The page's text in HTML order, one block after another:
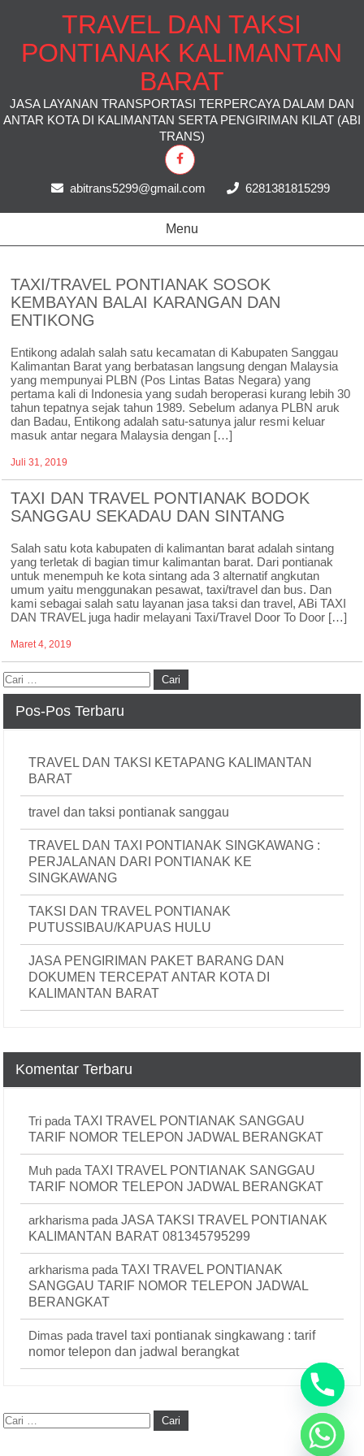
TRAVEL DAN TAKSI
PONTIANAK KALIMANTAN
BARAT
JASA LAYANAN TRANSPORTASI TERPERCAYA DALAM DAN
ANTAR KOTA DI KALIMANTAN SERTA PENGIRIMAN KILAT (ABI
TRANS)
abitrans5299@gmail.com 6281381815299
Menu
TAXI/TRAVEL PONTIANAK SOSOK
KEMBAYAN BALAI KARANGAN DAN
ENTIKONG
Entikong adalah salah satu kecamatan di Kabupaten Sanggau
Kalimantan Barat yang berbatasan langsung dengan Malaysia
yang mempunyai PLBN (Pos Lintas Batas Negara) yang
pertama kali di Indonesia yang sudah beroperasi kurang lebih 30
tahun tepatnya sejak tahun 1989. Sebelum adanya PLBN aruk
dan Badau, Entikong adalah satu-satunya jalur resmi keluar
masuk antar negara Malaysia dengan […]
Juli 31, 2019
TAXI DAN TRAVEL PONTIANAK BODOK
SANGGAU SEKADAU DAN SINTANG
Salah satu kota kabupaten di kalimantan barat adalah sintang
yang terletak di bagian timur kalimantan barat. Dari pontianak
untuk menempuh ke kota sintang ada 3 alternatif angkutan
umum yaitu menggunakan pesawat, taxi/travel dan bus. Dan
kami sebagai salah satu layanan jasa taksi dan travel, ABi TAXI
DAN TRAVEL juga hadir melayani Taxi/Travel Door To Door […]
Maret 4, 2019
Pos-Pos Terbaru
TRAVEL DAN TAKSI KETAPANG KALIMANTAN
BARAT
travel dan taksi pontianak sanggau
TRAVEL DAN TAXI PONTIANAK SINGKAWANG :
PERJALANAN DARI PONTIANAK KE
SINGKAWANG
TAKSI DAN TRAVEL PONTIANAK
PUTUSSIBAU/KAPUAS HULU
JASA PENGIRIMAN PAKET BARANG DAN
DOKUMEN TERCEPAT ANTAR KOTA DI
KALIMANTAN BARAT
Komentar Terbaru
Tri padaTAXI TRAVEL PONTIANAK SANGGAU
TARIF NOMOR TELEPON JADWAL BERANGKAT
Muh padaTAXI TRAVEL PONTIANAK SANGGAU
TARIF NOMOR TELEPON JADWAL BERANGKAT
arkharisma padaJASA TAKSI TRAVEL PONTIANAK
KALIMANTAN BARAT 081345795299
arkharisma padaTAXI TRAVEL PONTIANAK
SANGGAU TARIF NOMOR TELEPON JADWAL
BERANGKAT
Dimas padatravel taxi pontianak singkawang : tarif
nomor telepon dan jadwal berangkat